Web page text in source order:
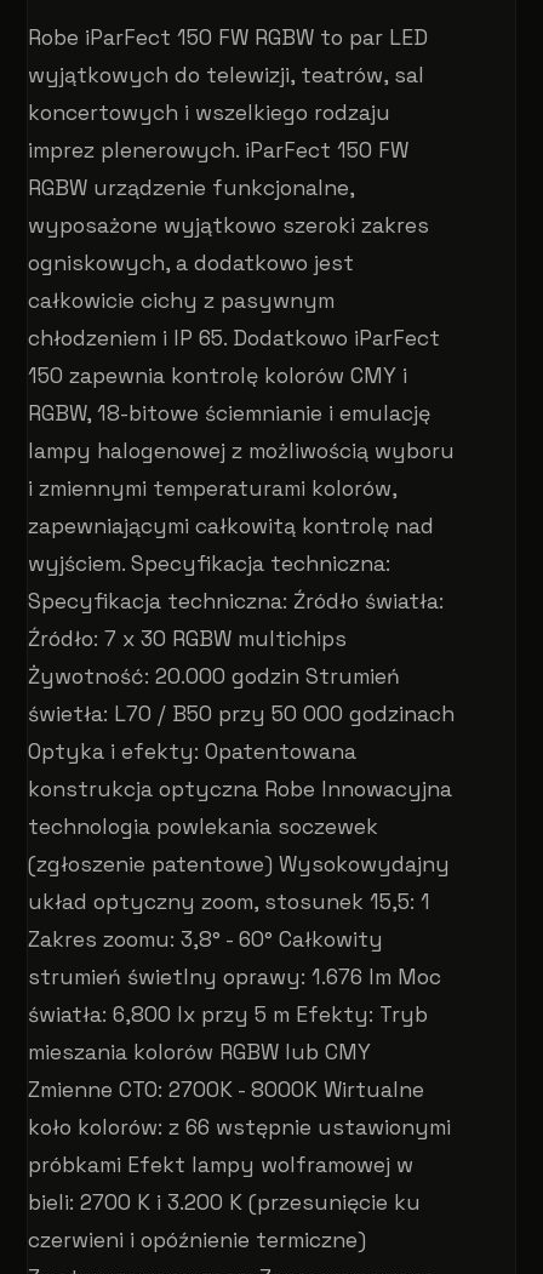
Robe iParFect 150 FW RGBW to par LED
wyjątkowych do telewizji, teatrów, sal
koncertowych i wszelkiego rodzaju
imprez plenerowych. iParFect 150 FW
RGBW urządzenie funkcjonalne,
wyposażone wyjątkowo szeroki zakres
ogniskowych, a dodatkowo jest
całkowicie cichy z pasywnym
chłodzeniem i IP 65. Dodatkowo iParFect
150 zapewnia kontrolę kolorów CMY i
RGBW, 18-bitowe ściemnianie i emulację
lampy halogenowej z możliwością wyboru
i zmiennymi temperaturami kolorów,
zapewniającymi całkowitą kontrolę nad
wyjściem. Specyfikacja techniczna:
Specyfikacja techniczna: Źródło światła:
Źródło: 7 x 30 RGBW multichips
Żywotność: 20.000 godzin Strumień
świetła: L70 / B50 przy 50 000 godzinach
Optyka i efekty: Opatentowana
konstrukcja optyczna Robe Innowacyjna
technologia powlekania soczewek
(zgłoszenie patentowe) Wysokowydajny
układ optyczny zoom, stosunek 15,5: 1
Zakres zoomu: 3,8° - 60° Całkowity
strumień świetlny oprawy: 1.676 lm Moc
światła: 6,800 lx przy 5 m Efekty: Tryb
mieszania kolorów RGBW lub CMY
Zmienne CTO: 2700K - 8000K Wirtualne
koło kolorów: z 66 wstępnie ustawionymi
próbkami Efekt lampy wolframowej w
bieli: 2700 K i 3.200 K (przesunięcie ku
czerwieni i opóźnienie termiczne)